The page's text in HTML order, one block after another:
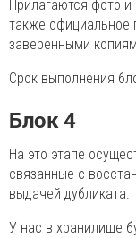
Прилагаются фото
также официальное
заверенными
Срок выполнения
Блок 4
На это этапе
связанные с
выдачей дубликата.
У нас в хранилище